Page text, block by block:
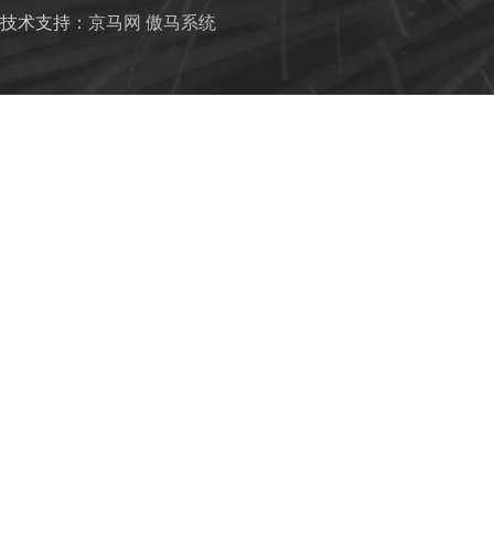
技术支持： 京马网 傲马系统